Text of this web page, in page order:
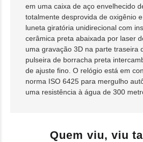
em uma caixa de aço envelhecido
totalmente desprovida de oxigênio
luneta giratória unidirecional com
cerâmica preta abaixada por laser
uma gravação 3D na parte traseira
pulseira de borracha preta
de ajuste fino. O relógio está em
norma ISO 6425 para mergulho
uma resistência à água de 300
Quem viu, viu